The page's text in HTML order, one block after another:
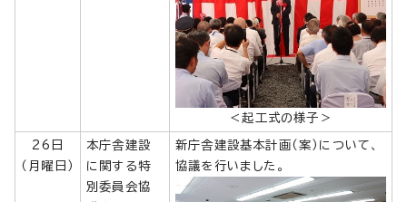
＜起工式の様子＞
26日
（月曜日）
本庁舎建設
に関する特
別委員会協
新庁舎建設基本計画（案）について、
協議を行いました。